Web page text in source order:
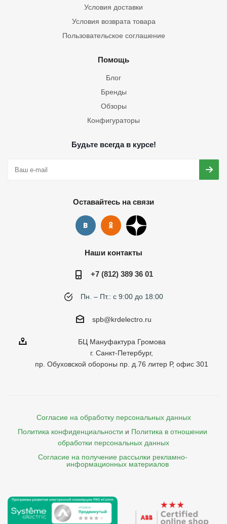
Условия доставки
Условия возврата товара
Пользовательское соглашение
Помощь
Блог
Бренды
Обзоры
Конфигураторы
Будьте всегда в курсе!
Оставайтесь на связи
Наши контакты
+7 (812) 389 36 01
Пн. – Пт.: с 9:00 до 18:00
spb@krdelectro.ru
БЦ Мануфактура Громова
г. Санкт-Петербург,
пр. Обуховской обороны пр. д.76 литер Р, офис 301
Согласие на обработку персональных данных
Политика конфиденциальности и Политика в отношении
обработки персональных данных
Согласие на получение рассылки рекламно-
    информационных материалов